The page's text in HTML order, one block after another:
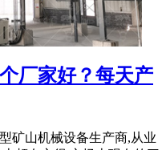
厂家好？每天产
矿山机械设备生产商,从业